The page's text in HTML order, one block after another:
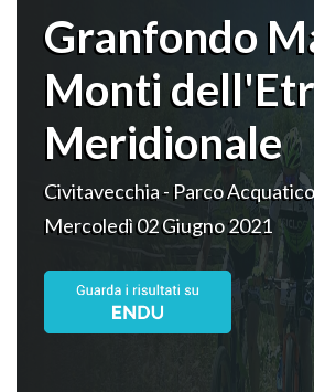
Granfondo
Monti
Meridionale
Civitavecchia - Parco
Mercoledì 02 Giugno 2021